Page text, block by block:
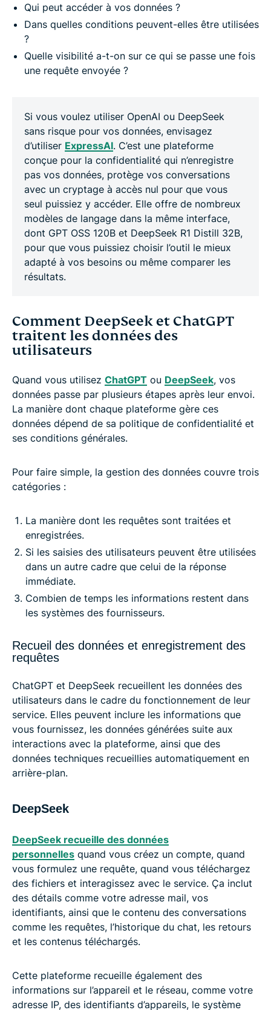
Qui peut accéder à vos données ?
Dans quelles conditions peuvent-elles être utilisées
?
Quelle visibilité a-t-on sur ce qui se passe une fois
une requête envoyée ?
Si vous voulez utiliser OpenAI ou DeepSeek
sans risque pour vos données, envisagez
d’utiliser ExpressAI. C’est une plateforme
conçue pour la confidentialité qui n’enregistre
pas vos données, protège vos conversations
avec un cryptage à accès nul pour que vous
seul puissiez y accéder. Elle offre de nombreux
modèles de langage dans la même interface,
dont GPT OSS 120B et DeepSeek R1 Distill 32B,
pour que vous puissiez choisir l’outil le mieux
adapté à vos besoins ou même comparer les
résultats.
Comment DeepSeek et ChatGPT
traitent les données des
utilisateurs
Quand vous utilisez ChatGPT ou DeepSeek, vos
données passe par plusieurs étapes après leur envoi.
La manière dont chaque plateforme gère ces
données dépend de sa politique de confidentialité et
ses conditions générales.
Pour faire simple, la gestion des données couvre trois
catégories :
La manière dont les requêtes sont traitées et
enregistrées.
Si les saisies des utilisateurs peuvent être utilisées
dans un autre cadre que celui de la réponse
immédiate.
Combien de temps les informations restent dans
les systèmes des fournisseurs.
Recueil des données et enregistrement des
requêtes
ChatGPT et DeepSeek recueillent les données des
utilisateurs dans le cadre du fonctionnement de leur
service. Elles peuvent inclure les informations que
vous fournissez, les données générées suite aux
interactions avec la plateforme, ainsi que des
données techniques recueillies automatiquement en
arrière-plan.
DeepSeek
DeepSeek recueille des données
personnelles quand vous créez un compte, quand
vous formulez une requête, quand vous téléchargez
des fichiers et interagissez avec le service. Ça inclut
des détails comme votre adresse mail, vos
identifiants, ainsi que le contenu des conversations
comme les requêtes, l’historique du chat, les retours
et les contenus téléchargés.
Cette plateforme recueille également des
informations sur l’appareil et le réseau, comme votre
adresse IP, des identifiants d’appareils, le système